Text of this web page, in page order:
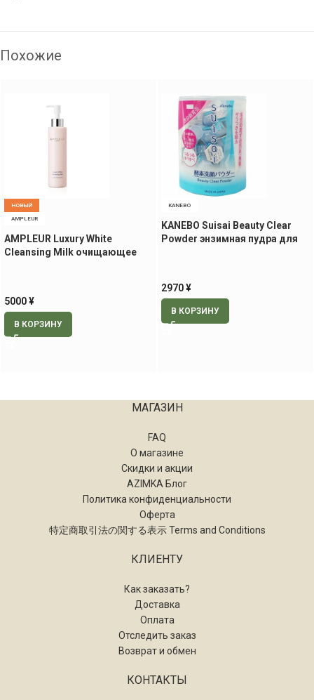
Похожие
НОВЫЙ
AMPLEUR
AMPLEUR Luxury White
Cleansing Milk очищающее
5000¥
В КОРЗИНУ
KANEBO
KANEBO Suisai Beauty Clear
Powder энзимная пудра для
2970¥
В КОРЗИНУ
МАГАЗИН
FAQ
О магазине
Скидки и акции
AZIMKA Блог
Политика конфиденциальности
Оферта
特定商取引法の関する表示 Terms and Conditions
КЛИЕНТУ
Как заказать?
Доставка
Оплата
Отследить заказ
Возврат и обмен
КОНТАКТЫ